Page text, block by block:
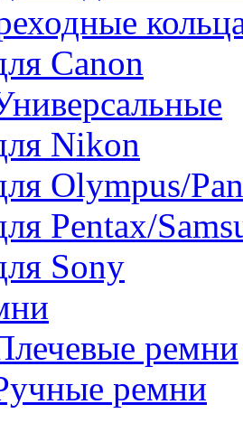
Canon
Nikon
Olympus/
Pentax/
Sony
ремни
ремни